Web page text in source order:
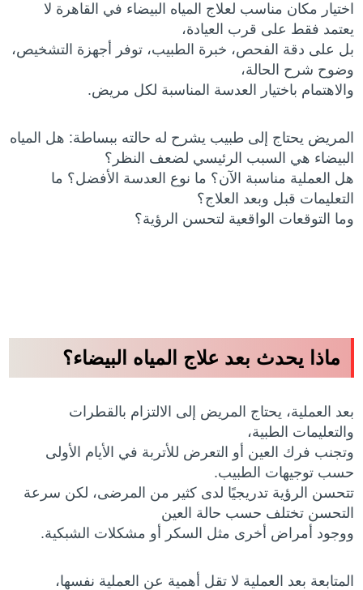
اختيار مكان مناسب لعلاج المياه البيضاء في القاهرة لا
يعتمد فقط على قرب العيادة،
بل على دقة الفحص، خبرة الطبيب، توفر أجهزة التشخيص،
وضوح شرح الحالة،
والاهتمام باختيار العدسة المناسبة لكل مريض.
المريض يحتاج إلى طبيب يشرح له حالته ببساطة: هل المياه
البيضاء هي السبب الرئيسي لضعف النظر؟
هل العملية مناسبة الآن؟ ما نوع العدسة الأفضل؟ ما
التعليمات قبل وبعد العلاج؟
وما التوقعات الواقعية لتحسن الرؤية؟
ماذا يحدث بعد علاج المياه البيضاء؟
بعد العملية، يحتاج المريض إلى الالتزام بالقطرات
والتعليمات الطبية،
وتجنب فرك العين أو التعرض للأتربة في الأيام الأولى
حسب توجيهات الطبيب.
تتحسن الرؤية تدريجيًا لدى كثير من المرضى، لكن سرعة
التحسن تختلف حسب حالة العين
ووجود أمراض أخرى مثل السكر أو مشكلات الشبكية.
المتابعة بعد العملية لا تقل أهمية عن العملية نفسها،